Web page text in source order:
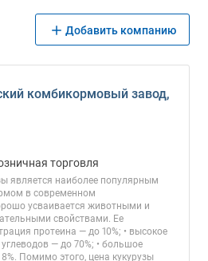
Добавить компанию
комбикормовый завод,
торговля
является наиболее популярным
в современном
усваивается животными и
свойствами. Ее
протеина — до 10%; • высокое
— до 70%; • большое
Помимо этого, цена кукурузы